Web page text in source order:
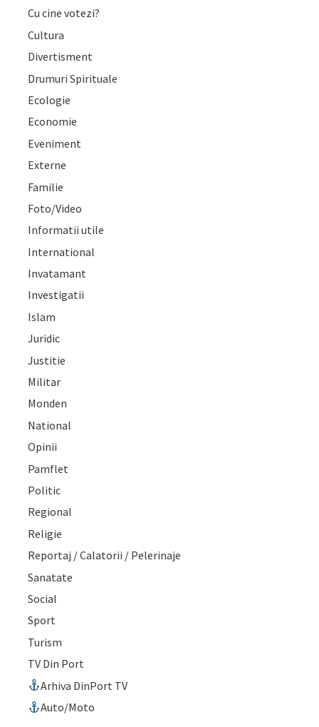
Cu cine votezi?
Cultura
Divertisment
Drumuri Spirituale
Ecologie
Economie
Eveniment
Externe
Familie
Foto/Video
Informatii utile
International
Invatamant
Investigatii
Islam
Juridic
Justitie
Militar
Monden
National
Opinii
Pamflet
Politic
Regional
Religie
Reportaj / Calatorii / Pelerinaje
Sanatate
Social
Sport
Turism
TV Din Port
Arhiva DinPort TV
Auto/Moto